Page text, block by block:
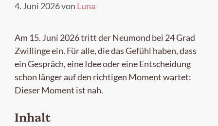
4. Juni 2026von Luna
Am 15. Juni 2026 tritt der Neumond bei 24 Grad
Zwillinge ein. Für alle, die das Gefühl haben, dass
ein Gespräch, eine Idee oder eine Entscheidung
schon länger auf den richtigen Moment wartet:
Dieser Moment ist nah.
Inhalt